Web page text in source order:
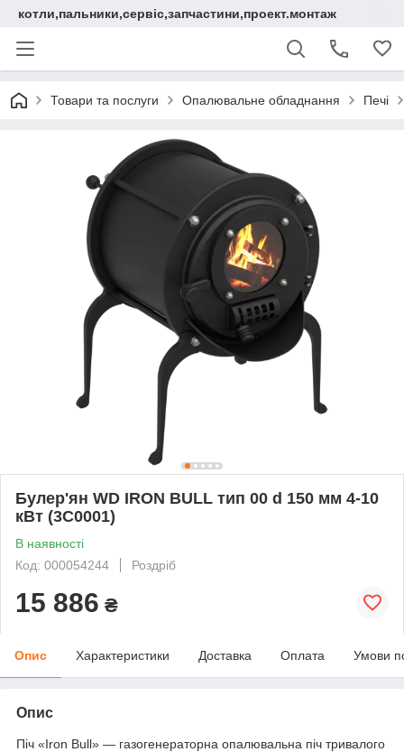
котли,пальники,сервіс,запчастини,проект.монтаж
Товари та послуги Опалювальне обладнання Печі
Булер'ян WD IRON BULL тип 00 d 150 мм 4-10
кВт (3C0001)
В наявності
Код: 000054244
Роздріб
15 886 ₴
Опис Характеристики Доставка Оплата Умови
Опис
Піч «Iron Bull» — газогенераторна опалювальна піч тривалого